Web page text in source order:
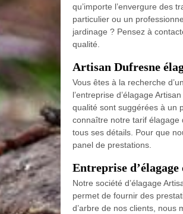
qu’importe l’envergure des
particulier ou un
jardinage ? Pensez à
qualité.
Artisan Dufresne
Vous êtes à la recherche
l’entreprise d’élagage
qualité sont suggérées à un
connaître notre tarif élagage
tous ses détails. Pour que
panel de prestations.
Entreprise
Notre société d’élagage
permet de fournir des
d’arbre de nos clients, nous